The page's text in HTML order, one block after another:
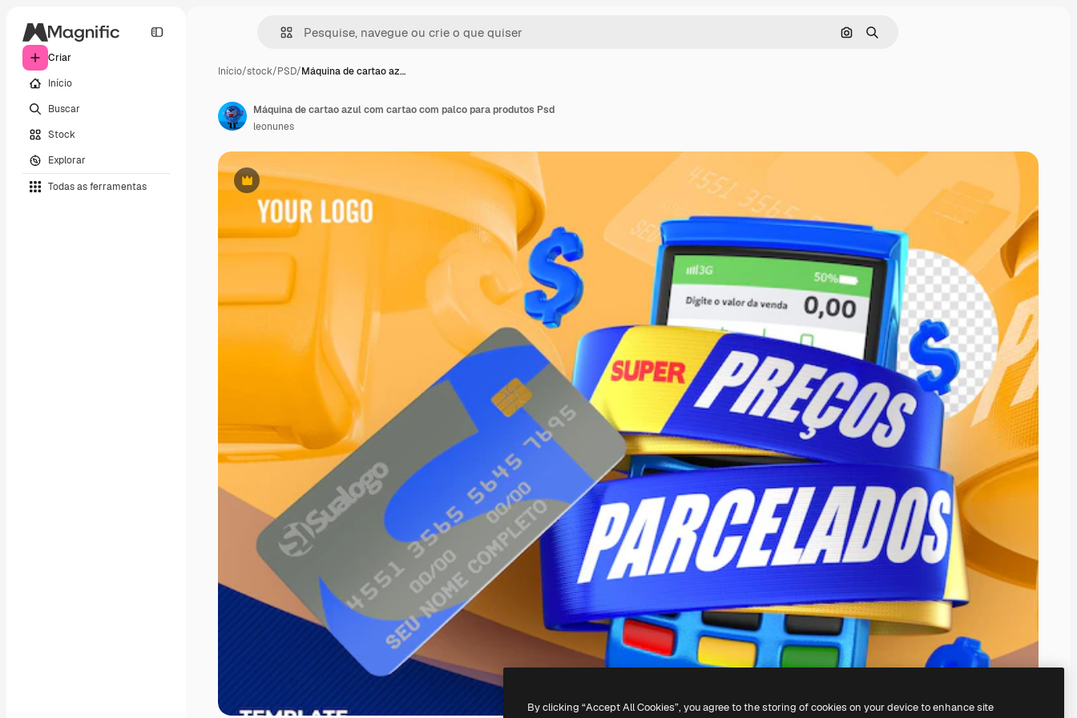
Criar
Início
Buscar
Stock
Explorar
Todas as ferramentas
Pesquisar por imagem
Buscar
Início/stock/PSD/Máquina de cartao az…
Premium
Máquina de cartao azul com cartao com palco para produtos Psd
leonunes
By clicking “Accept All Cookies”, you agree to the storing of cookies on your device to enhance site